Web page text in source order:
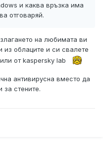
и каква връзка има
отговаряй.
на любимата ви
из облаците и си свалете
от kaspersky lab
антивирусна вместо да
за стените.